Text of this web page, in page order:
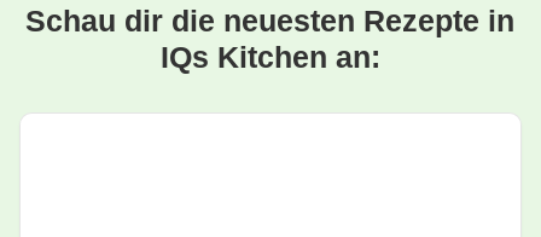
Schau dir die neuesten Rezepte in
IQs Kitchen an: